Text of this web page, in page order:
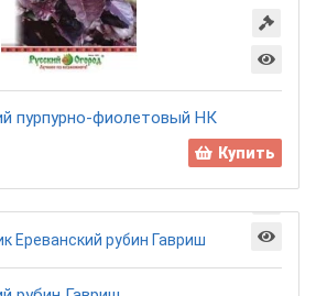
пурпурно-фиолетовый НК
Купить